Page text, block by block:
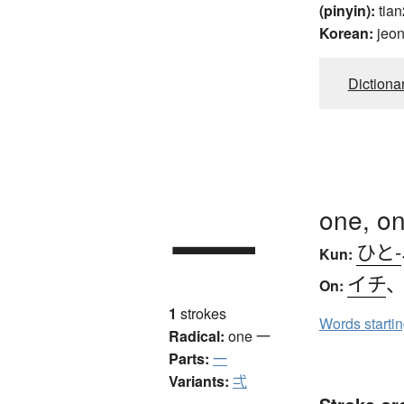
(pinyin):
Korean: jeon
一
1 strokes
Radical: one一
Parts: 一
Variants: 弌
one,
Kun: ひと-
On: イチ
Words